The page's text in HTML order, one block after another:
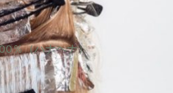
％（ハナヘナ）